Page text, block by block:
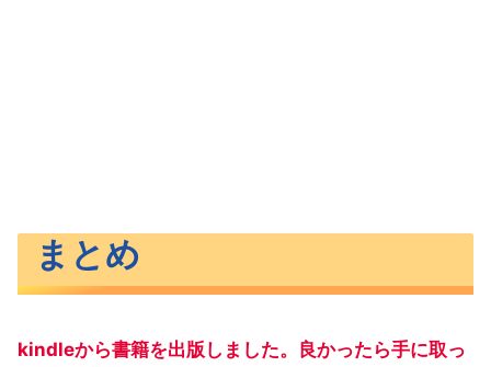
まとめ
kindleから書籍を出版しました。良かったら手に取っ